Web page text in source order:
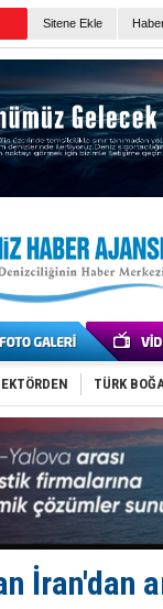
Sitene Ekle
TÜRK
İran'dan